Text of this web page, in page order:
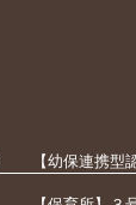
【幼保連携型